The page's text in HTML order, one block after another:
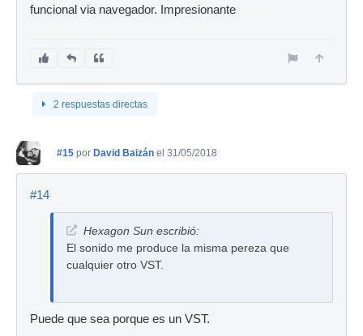
funcional via navegador. Impresionante
2 respuestas directas
#15 por David Baizán el 31/05/2018
#14
Hexagon Sun escribió:
El sonido me produce la misma pereza que
cualquier otro VST.
Puede que sea porque es un VST.